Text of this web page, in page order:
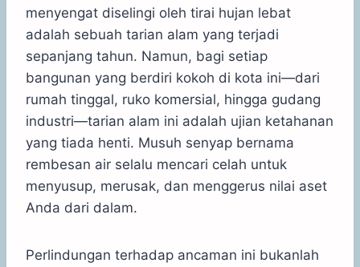
menyengat diselingi oleh tirai hujan lebat
adalah sebuah tarian alam yang terjadi
sepanjang tahun. Namun, bagi setiap
bangunan yang berdiri kokoh di kota ini—dari
rumah tinggal, ruko komersial, hingga gudang
industri—tarian alam ini adalah ujian ketahanan
yang tiada henti. Musuh senyap bernama
rembesan air selalu mencari celah untuk
menyusup, merusak, dan menggerus nilai aset
Anda dari dalam.
Perlindungan terhadap ancaman ini bukanlah